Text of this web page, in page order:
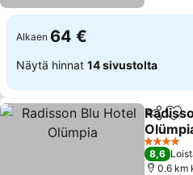
Alkaen 64 €
Näytä hinnat 14 sivustolta
Jaa
Katso
4
8,6
0.6 km